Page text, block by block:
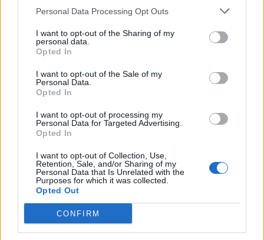
Personal Data Processing Opt Outs
I want to opt-out of the Sharing of my
personal data.
Opted In
I want to opt-out of the Sale of my
Personal Data.
Opted In
I want to opt-out of processing my
Personal Data for Targeted Advertising.
Opted In
I want to opt-out of Collection, Use,
Retention, Sale, and/or Sharing of my
Personal Data that Is Unrelated with the
Purposes for which it was collected.
Opted Out
CONFIRM
Redningsberedskabet i tal 2025, hvor Region
Nordjylland er den region, der havde den mest
positive udvikling.
Det oplyser Beredskabet i en pressemeddelelse.
Den gennemsnitlige afgangstid faldt fra 3
32 sekunder i 2025.
Samtidig steg andelen af udrykninger, hvor det
første køretøj forlod brandstationen inden for ét
minut, fra 18 til 20 procent.
Kategorier